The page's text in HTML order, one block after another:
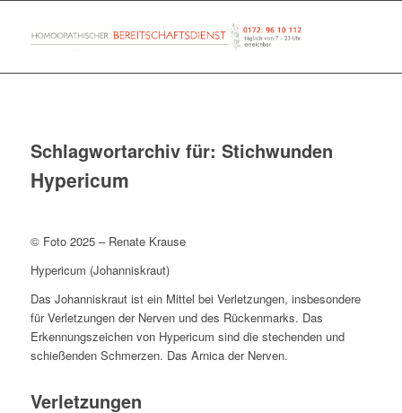
Schlagwortarchiv für: Stichwunden
Hypericum
© Foto 2025 – Renate Krause
Hypericum (Johanniskraut)
Das Johanniskraut ist ein Mittel bei Verletzungen, insbesondere
für Verletzungen der Nerven und des Rückenmarks. Das
Erkennungszeichen von Hypericum sind die stechenden und
schießenden Schmerzen. Das Arnica der Nerven.
Verletzungen